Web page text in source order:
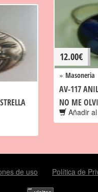
12.00€
» Masoneria
AV-117
NO ME
Añadir
de uso Política de